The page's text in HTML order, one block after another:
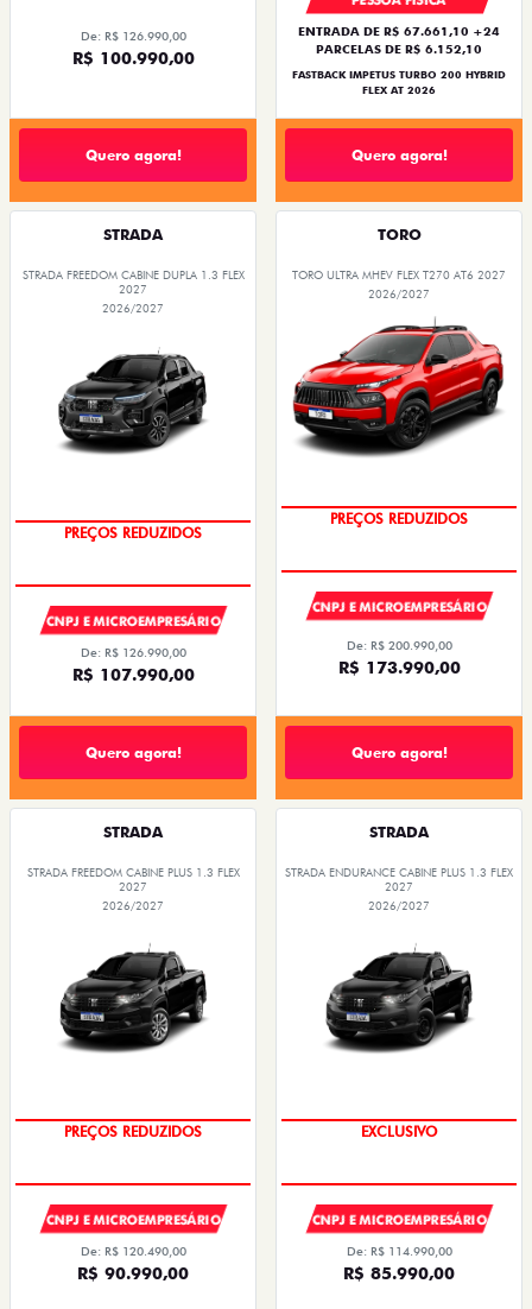
De: R$ 126.990,00
R$ 100.990,00
Quero agora!
ENTRADA DE R$ 67.661,10 +24
PARCELAS DE R$ 6.152,10
FASTBACK IMPETUS TURBO 200 HYBRID
FLEX AT 2026
Quero agora!
STRADA
STRADA FREEDOM CABINE DUPLA 1.3 FLEX
2027
2026/2027
PREÇOS REDUZIDOS
CNPJ E MICROEMPRESÁRIO
De: R$ 126.990,00
R$ 107.990,00
Quero agora!
TORO
TORO ULTRA MHEV FLEX T270 AT6 2027
2026/2027
PREÇOS REDUZIDOS
CNPJ E MICROEMPRESÁRIO
De: R$ 200.990,00
R$ 173.990,00
Quero agora!
STRADA
STRADA FREEDOM CABINE PLUS 1.3 FLEX
2027
2026/2027
PREÇOS REDUZIDOS
CNPJ E MICROEMPRESÁRIO
De: R$ 120.490,00
R$ 90.990,00
STRADA
STRADA ENDURANCE CABINE PLUS 1.3 FLEX
2027
2026/2027
EXCLUSIVO
CNPJ E MICROEMPRESÁRIO
De: R$ 114.990,00
R$ 85.990,00